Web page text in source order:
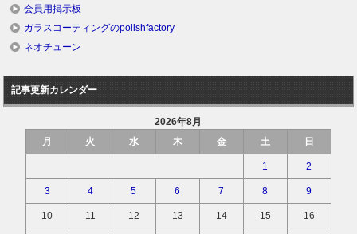
会員用掲示板
ガラスコーティングのpolishfactory
ネオチューン
記事更新カレンダー
2026年8月
月
火 水 木 金 土 日
1 2
3 4 5 6 7 8 9
10 11 12 13 14 15 16